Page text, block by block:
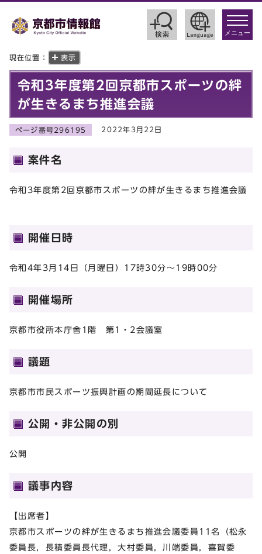
toggle
メニュー
現在位置： 表示
令和3年度第2回京都市スポーツの絆
が生きるまち推進会議
ページ番号296195 2022年3月22日
案件名
令和3年度第2回京都市スポーツの絆が生きるまち推進会議
開催日時
令和4年3月14日（月曜日）17時30分～19時00分
開催場所
京都市役所本庁舎1階 第1・2会議室
議題
京都市市民スポーツ振興計画の期間延長について
公開・非公開の別
公開
議事内容
【出席者】
京都市スポーツの絆が生きるまち推進会議委員11名（松永
委員長，長積委員長代理，大村委員，川端委員，喜賀委